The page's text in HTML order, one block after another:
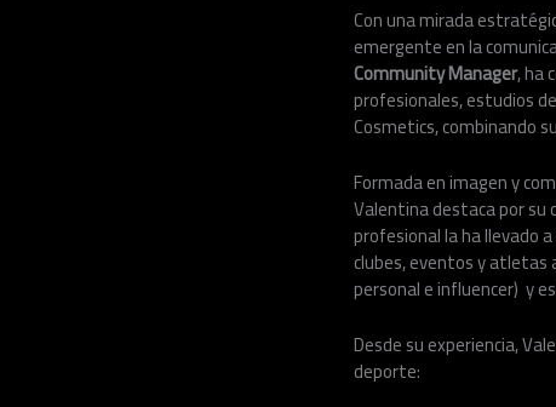
Con una mirada
emergente en la
Community Manager, ha
profesionales, estudios
Cosmetics, combinando
Formada en imagen y
Valentina destaca por su
profesional la ha llevado
clubes, eventos y atletas
personal e influencer) y
Desde su experiencia,
deporte: